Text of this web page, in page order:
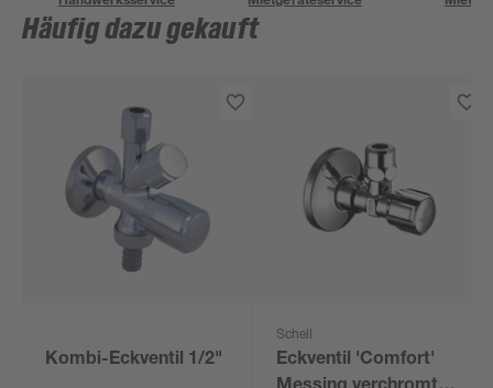
Häufig dazu gekauft
Kombi-Eckventil 1/2"
Schell
Eckventil 'Comfort'